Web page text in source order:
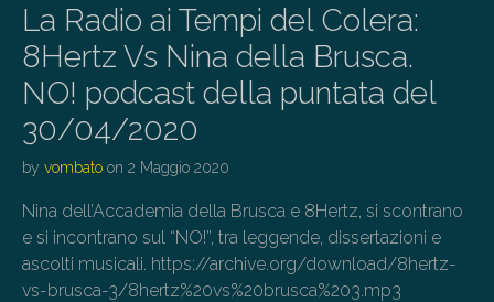
La Radio ai Tempi del Colera:
8Hertz Vs Nina della Brusca.
NO! podcast della puntata del
30/04/2020
by vombato on 2 Maggio 2020
Nina dell’Accademia della Brusca e 8Hertz, si scontrano
e si incontrano sul “NO!”, tra leggende, dissertazioni e
ascolti musicali. https://archive.org/download/8hertz-
vs-brusca-3/8hertz%20vs%20brusca%203.mp3